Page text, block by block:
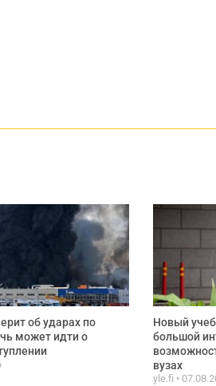
об ударах по
может идти о
Новый
большой
вузах
yle.fi